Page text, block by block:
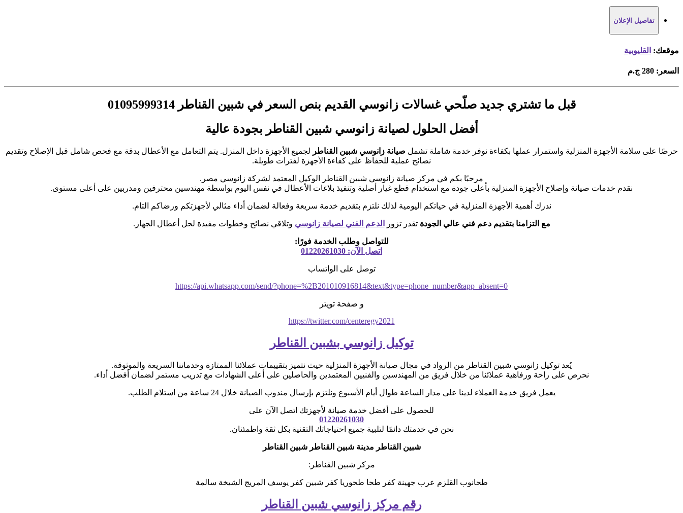
تفاصيل الإعلان
موقعك: القليوبية
السعر: 280 ج.م
قبل ما تشتري جديد صلّحي غسالات زانوسي القديم بنص السعر في شبين القناطر 01095999314
أفضل الحلول لصيانة زانوسي شبين القناطر بجودة عالية
حرصًا على سلامة الأجهزة المنزلية واستمرار عملها بكفاءة نوفر خدمة شاملة تشمل صيانة زانوسي شبين القناطر لجميع الأجهزة داخل المنزل. يتم التعامل مع الأعطال بدقة مع فحص شامل قبل الإصلاح وتقديم
نصائح عملية للحفاظ على كفاءة الأجهزة لفترات طويلة.
مرحبًا بكم في مركز صيانة زانوسي شبين القناطر الوكيل المعتمد لشركة زانوسي مصر.
نقدم خدمات صيانة وإصلاح الأجهزة المنزلية بأعلى جودة مع استخدام قطع غيار أصلية وتنفيذ بلاغات الأعطال في نفس اليوم بواسطة مهندسين محترفين ومدربين على أعلى مستوى.
ندرك أهمية الأجهزة المنزلية في حياتكم اليومية لذلك نلتزم بتقديم خدمة سريعة وفعالة لضمان أداء مثالي لأجهزتكم ورضاكم التام.
مع التزامنا بتقديم دعم فني عالي الجودة تقدر تزور الدعم الفني لصيانة زانوسي وتلاقي نصائح وخطوات مفيدة لحل أعطال الجهاز.
للتواصل وطلب الخدمة فورًا:
اتصل الآن: 01220261030
توصل على الواتساب
https://api.whatsapp.com/send/?phone=%2B201010916814&text&type=phone_number&app_absent=0
و صفحة تويتر
https://twitter.com/centeregy2021
توكيل زانوسي بشبين القناطر
يُعد توكيل زانوسي شبين القناطر من الرواد في مجال صيانة الأجهزة المنزلية حيث نتميز بتقييمات عملائنا الممتازة وخدماتنا السريعة والموثوقة.
نحرص على راحة ورفاهية عملائنا من خلال فريق من المهندسين والفنيين المعتمدين والحاصلين على أعلى الشهادات مع تدريب مستمر لضمان أفضل أداء.
يعمل فريق خدمة العملاء لدينا على مدار الساعة طوال أيام الأسبوع ونلتزم بإرسال مندوب الصيانة خلال 24 ساعة من استلام الطلب.
للحصول على أفضل خدمة صيانة لأجهزتك اتصل الآن على
01220261030
نحن في خدمتك دائمًا لتلبية جميع احتياجاتك التقنية بكل ثقة واطمئنان.
شبين القناطر مدينة شبين القناطر شبين القناطر
مركز شبين القناطر:
طحانوب القلزم عرب جهينة كفر طحا طحوريا كفر شبين كفر يوسف المريج الشيخة سالمة
رقم مركز زانوسي شبين القناطر